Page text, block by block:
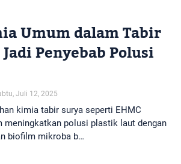
Umum dalam Tabir
Penyebab Polusi
Juli 12, 2025
kimia tabir surya seperti EHMC
meningkatkan polusi plastik laut dengan
biofilm mikroba b…